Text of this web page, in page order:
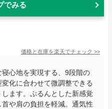
でみる
価格と在庫を楽天でチェック >>
心地を実現する、9段階の
化に合わせて微調整できる
ます。ぷるんとした新感覚
や肩の負担を軽減。通気性